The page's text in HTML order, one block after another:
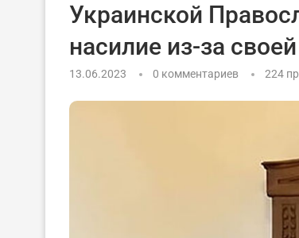
Украинской
насилие из-за
13.06.2023 0 комментариев 224